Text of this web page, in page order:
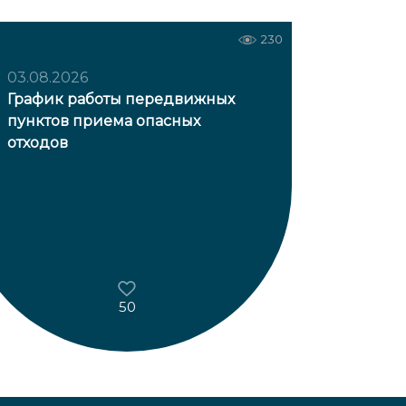
230
03.08.2026
График работы передвижных
пунктов приема опасных
отходов
50